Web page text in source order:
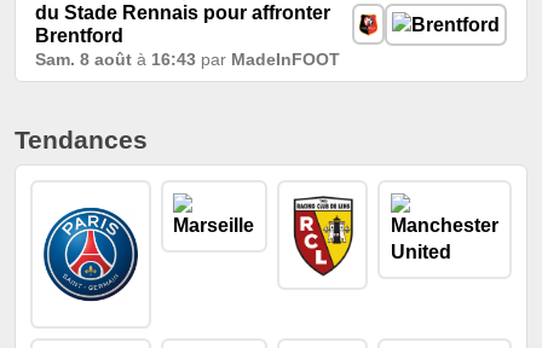
du Stade Rennais pour affronter
Brentford
Sam. 8 août à 16:43 par MadeInFOOT
Tendances